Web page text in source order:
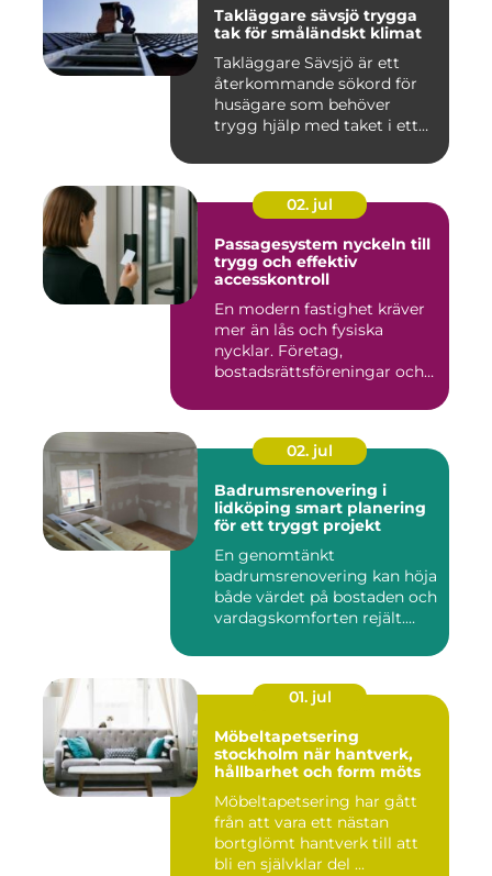
Takläggare sävsjö trygga
tak för småländskt klimat
Takläggare Sävsjö är ett
återkommande sökord för
husägare som behöver
trygg hjälp med taket i ett
02. jul
Passagesystem nyckeln till
trygg och effektiv
accesskontroll
En modern fastighet kräver
mer än lås och fysiska
nycklar. Företag,
bostadsrättsföreningar och
02. jul
Badrumsrenovering i
lidköping smart planering
för ett tryggt projekt
En genomtänkt
badrumsrenovering kan höja
både värdet på bostaden och
vardagskomforten rejält.
01. jul
Möbeltapetsering
stockholm när hantverk,
hållbarhet och form möts
Möbeltapetsering har gått
från att vara ett nästan
bortglömt hantverk till att
bli en självklar del ...